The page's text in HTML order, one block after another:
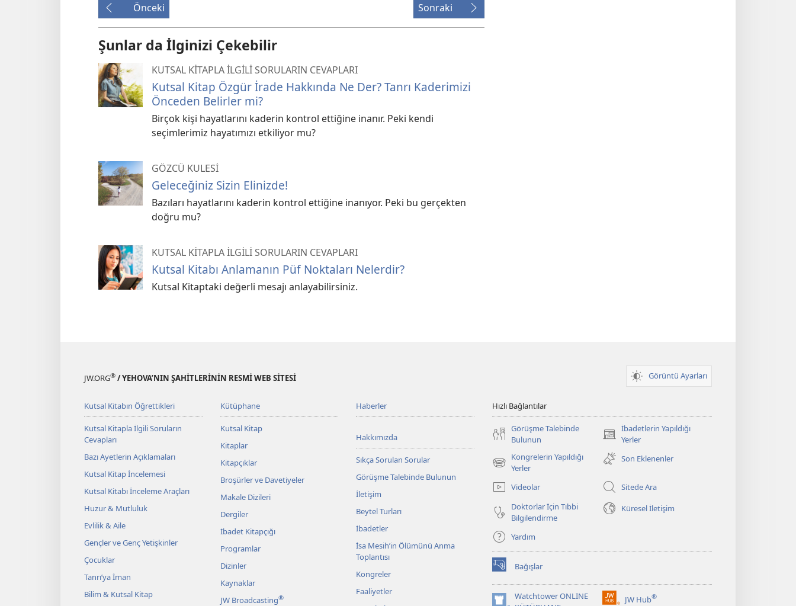
Önceki Sonraki
Şunlar da İlginizi Çekebilir
KUTSAL KİTAPLA İLGİLİ SORULARIN CEVAPLARI
Kutsal Kitap Özgür İrade Hakkında Ne Der? Tanrı Kaderimizi
Önceden Belirler mi?
Birçok kişi hayatlarını kaderin kontrol ettiğine inanır. Peki kendi
seçimlerimiz hayatımızı etkiliyor mu?
GÖZCÜ KULESİ
Geleceğiniz Sizin Elinizde!
Bazıları hayatlarını kaderin kontrol ettiğine inanıyor. Peki bu gerçekten
doğru mu?
KUTSAL KİTAPLA İLGİLİ SORULARIN CEVAPLARI
Kutsal Kitabı Anlamanın Püf Noktaları Nelerdir?
Kutsal Kitaptaki değerli mesajı anlayabilirsiniz.
JW.ORG® / YEHOVA’NIN ŞAHİTLERİNİN RESMİ WEB SİTESİ Görüntü Ayarları
Kutsal Kitabın Öğrettikleri
Kutsal Kitapla İlgili Soruların
Cevapları
Bazı Ayetlerin Açıklamaları
Kutsal Kitap İncelemesi
Kutsal Kitabı İnceleme Araçları
Huzur & Mutluluk
Evlilik & Aile
Gençler ve Genç Yetişkinler
Çocuklar
Tanrı’ya İman
Bilim & Kutsal Kitap
Kütüphane
Kutsal Kitap
Kitaplar
Kitapçıklar
Broşürler ve Davetiyeler
Makale Dizileri
Dergiler
İbadet Kitapçığı
Programlar
Dizinler
Kaynaklar
JW Broadcasting®
Haberler
Hakkımızda
Sıkça Sorulan Sorular
Görüşme Talebinde Bulunun
İletişim
Beytel Turları
İbadetler
İsa Mesih’in Ölümünü Anma
Toplantısı
Kongreler
Faaliyetler
Hızlı Bağlantılar
Görüşme Talebinde
Bulunun
İbadetlerin Yapıldığı
Yerler
(yeni
pencere
açar)
Kongrelerin Yapıldığı
Yerler
(yeni
açar)
Son Eklenenler
Videolar
Sitede Ara
Doktorlar İçin Tıbbi
Bilgilendirme
Küresel İletişim
Yardım
Bağışlar
(yeni
pencere
açar)
Watchtower ONLINE
JW Hub®